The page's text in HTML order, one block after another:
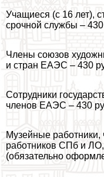
Учащиеся (с 16 лет),
срочной службы – 430
Члeны союзов
и стран ЕАЭС – 430
Сотрудники
члeнов ЕАЭС – 430
Музейные
работников СПб и
(обязательно